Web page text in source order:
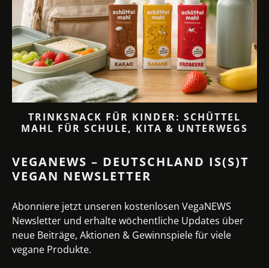
TRINKSNACK FÜR KINDER: SCHÜTTEL
MAHL FÜR SCHULE, KITA & UNTERWEGS
VEGANEWS – DEUTSCHLAND IS(S)T
VEGAN NEWSLETTER
Abonniere jetzt unseren kostenlosen VegaNEWS
Newsletter und erhalte wöchentliche Updates über
neue Beiträge, Aktionen & Gewinnspiele für viele
vegane Produkte.